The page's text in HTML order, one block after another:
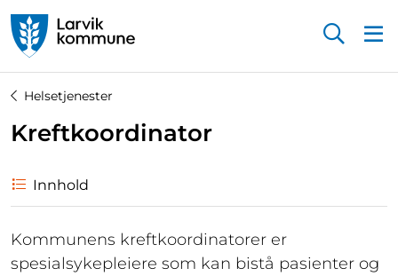
Helsetjenester
Kreftkoordinator
Innhold
Kommunens kreftkoordinatorer er
spesialsykepleiere som kan bistå pasienter og